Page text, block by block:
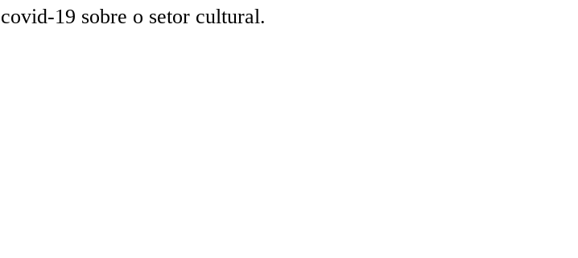
19 sobre o setor cultural.